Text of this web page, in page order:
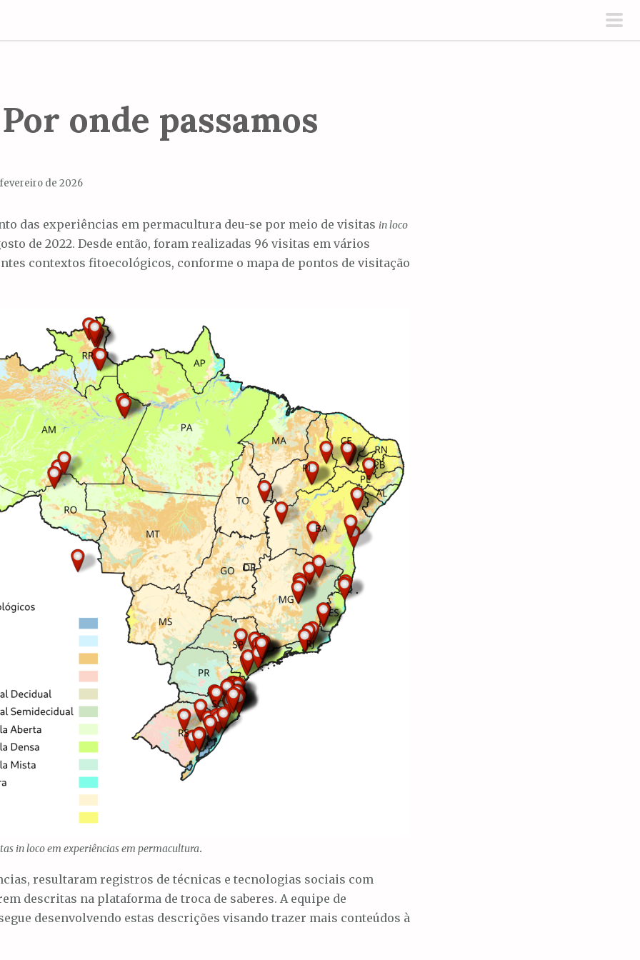
Por onde passamos
de 2026
das experiências em permacultura deu-se por meio de visitas in loco
de 2022. Desde então, foram realizadas 96 visitas em vários
contextos fitoecológicos, conforme o mapa de pontos de visitação
in loco em experiências em permacultura.
resultaram registros de técnicas e tecnologias sociais com
descritas na plataforma de troca de saberes. A equipe de
desenvolvendo estas descrições visando trazer mais conteúdos à